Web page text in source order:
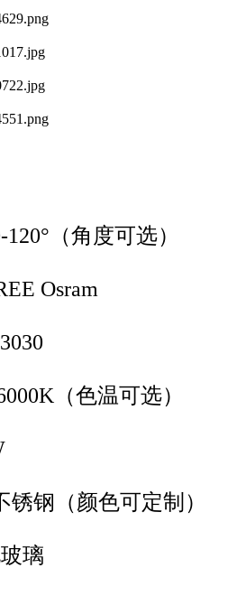
（角度可选）
Osram
（色温可选）
锈钢（颜色可定制）
璃